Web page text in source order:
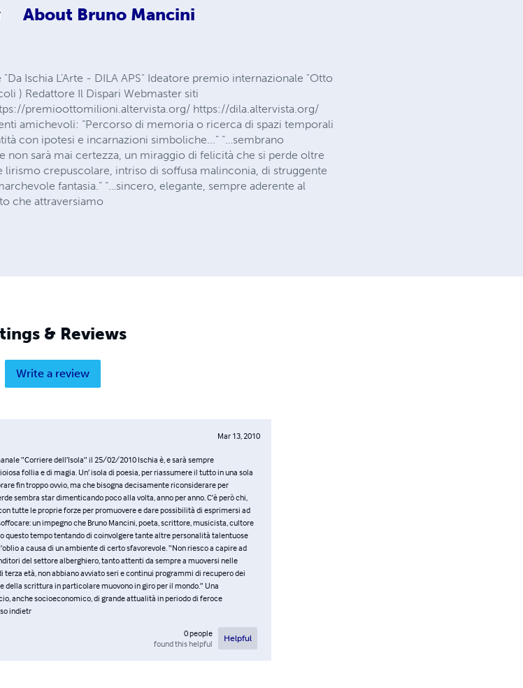
About Bruno Mancini
Ischia L'Arte - DILA APS" Ideatore premio internazionale "Otto
) Redattore Il Dispari Webmaster siti
premioottomilioni.altervista.org/ https://dila.altervista.org/
amichevoli: “Percorso di memoria o ricerca di spazi temporali
con ipotesi e incarnazioni simboliche...” “…sembrano
non sarà mai certezza, un miraggio di felicità che si perde oltre
lirismo crepuscolare, intriso di soffusa malinconia, di struggente
fantasia.” “…sincero, elegante, sempre aderente al
che attraversiamo
& Reviews
Write a review
Mar 13, 2010
“Corriere dell’Isola” il 25/02/2010 Ischia è, e sarà sempre
follia e di magia. Un’ isola di poesia, per riassumere il tutto in una sola
fin troppo ovvio, ma che bisogna decisamente riconsiderare per
sembra star dimenticando poco alla volta, anno per anno. C’è però chi,
tutte le proprie forze per promuovere e dare possibilità di esprimersi ad
un impegno che Bruno Mancini, poeta, scrittore, musicista, cultore
questo tempo tentando di coinvolgere tante altre personalità talentuose
a causa di un ambiente di certo sfavorevole. “Non riesco a capire ad
del settore alberghiero, tanto attenti da sempre a muoversi nelle
età, non abbiano avviato seri e continui programmi di recupero dei
della scrittura in particolare muovono in giro per il mondo.” Una
anche socioeconomico, di grande attualità in periodo di feroce
indietr
0people
found this helpful
Helpful